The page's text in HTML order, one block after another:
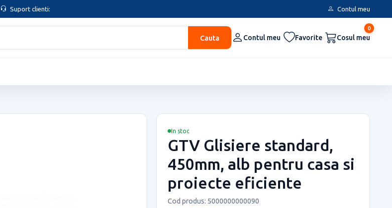
Suport clienti: Contul meu
Cauta Contul meu Favorite
0
Cosul meu
In stoc
GTV Glisiere standard,
450mm, alb pentru casa si
proiecte eficiente
Cod produs: 5000000000090